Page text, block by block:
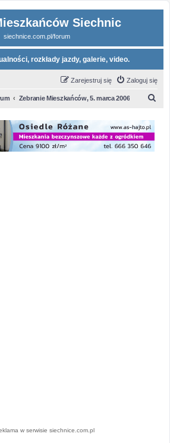
Siechnic
siechnice.com.pl/forum
rozkłady jazdy, galerie, video.
Zaloguj się
Zarejestruj się
Zebranie Mieszkańców, 5. marca 2006
w serwisie siechnice.com.pl